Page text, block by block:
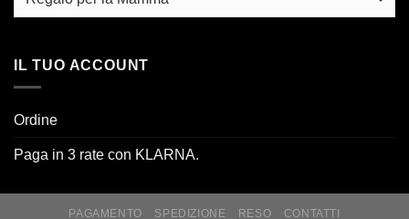
IL TUO ACCOUNT
Ordine
Paga in 3 rate con KLARNA.
PAGAMENTO SPEDIZIONE RESO CONTATTI